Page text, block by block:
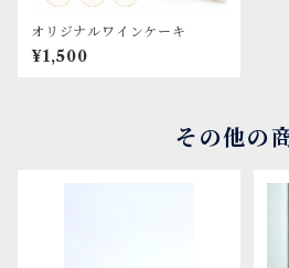
オリジナルワインケーキ
¥1,500
その他の